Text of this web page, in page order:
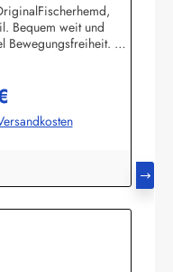
Bequem weit und
Bewegungsfreiheit. Mit
diesem Link oder bei
(entspricht Damen-